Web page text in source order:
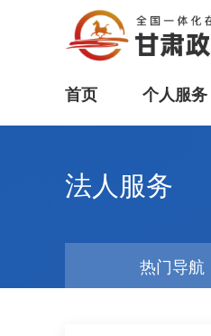
首页 个人服务
法人服务
热门导航